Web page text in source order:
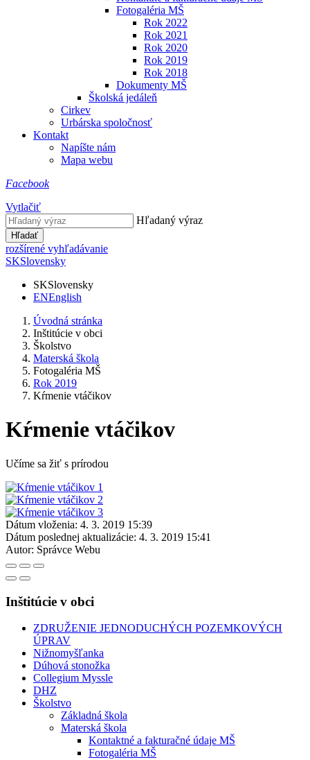
Fotogaléria MŠ
Rok 2022
Rok 2021
Rok 2020
Rok 2019
Rok 2018
Dokumenty MŠ
Školská jedáleň
Cirkev
Urbárska spoločnosť
Kontakt
Napíšte nám
Mapa webu
Facebook
Vytlačiť
Hľadaný výraz
Hľadať
rozšírené vyhľadávanie
SKSlovensky
SKSlovensky
ENEnglish
Úvodná stránka
Inštitúcie v obci
Školstvo
Materská škola
Fotogaléria MŠ
Rok 2019
Kŕmenie vtáčikov
Kŕmenie vtáčikov
Učíme sa žiť s prírodou
Dátum vloženia: 4. 3. 2019 15:39
Dátum poslednej aktualizácie: 4. 3. 2019 15:41
Autor: Správce Webu
Inštitúcie v obci
ZDRUŽENIE JEDNODUCHÝCH POZEMKOVÝCH
ÚPRAV
Nižnomyšľanka
Dúhová stonožka
Collegium Myssle
DHZ
Školstvo
Základná škola
Materská škola
Kontaktné a fakturačné údaje MŠ
Fotogaléria MŠ